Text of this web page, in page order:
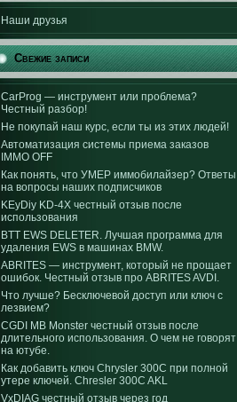
Наши друзья
Свежие записи
CarProg — инструмент или проблема?
Честный разбор!
Не покупай наш курс, если ты из этих людей!
Автоматизация системы приема заказов
IMMO OFF
Как понять, что УМЕР иммобилайзер? Ответы
на вопросы наших подписчиков
KEyDiy KD-4X честный отзыв после
использования
BTT EWS DELETER. Лучшая программа для
удаления EWS в машинах BMW.
ABRITES — инструмент, который не прощает
ошибок. Честный отзыв про ABRITES AVDI.
Что лучше? Бесключевой доступ или ключ с
лезвием?
CGDI MB Monster честный отзыв после
длительного использования. О чем не говорят
на ютубе.
Как добавить ключ Chrysler 300C при полной
утере ключей. Chresler 300C AKL
VxDIAG честный отзыв через год